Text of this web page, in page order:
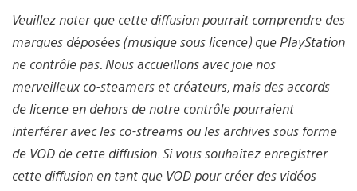
Veuillez noter que cette diffusion pourrait comprendre des
marques déposées (musique sous licence) que PlayStation
ne contrôle pas. Nous accueillons avec joie nos
merveilleux co-steamers et créateurs, mais des accords
de licence en dehors de notre contrôle pourraient
interférer avec les co-streams ou les archives sous forme
de VOD de cette diffusion. Si vous souhaitez enregistrer
cette diffusion en tant que VOD pour créer des vidéos